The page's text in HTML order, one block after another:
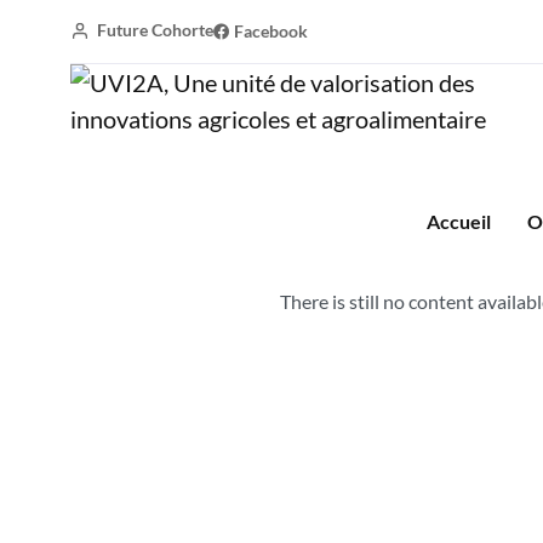
Future Cohorte Facebook
Accueil
Coopérative «
There is still no content